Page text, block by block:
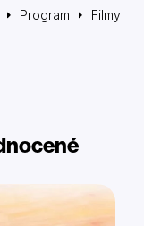
Program Filmy